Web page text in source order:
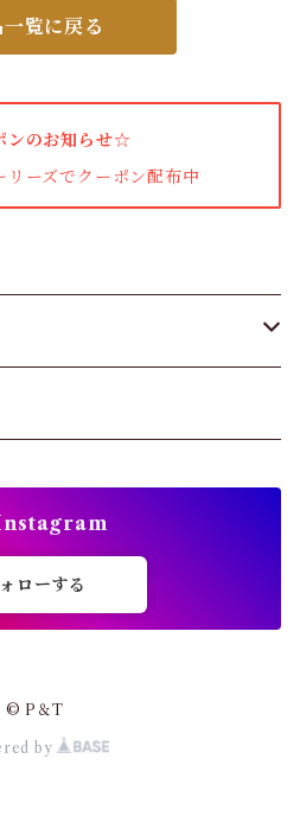
覧に戻る
ンのお知らせ☆
ーズでクーポン配布中
ローする
© P＆T
by